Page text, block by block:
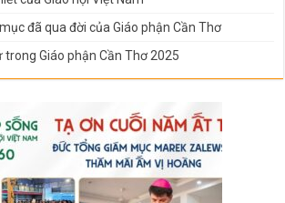
đã qua đời của Giáo phận Cần Thơ
trong Giáo phận Cần Thơ 2025